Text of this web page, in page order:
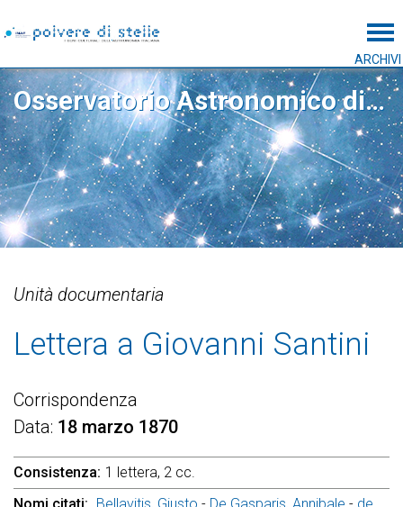
ARCHIVI
Osservatorio Astronomico di Padova
Unità documentaria
Lettera a Giovanni Santini
Corrispondenza
Data 18 marzo 1870
Consistenza 1 lettera, 2 cc.